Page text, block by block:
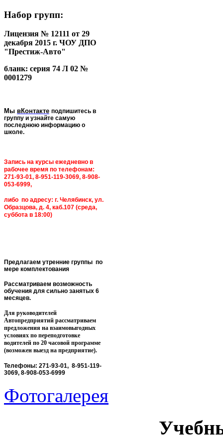
Набор групп:
Лицензия № 12111 от 29
декабря 2015 г. ЧОУ ДПО
"Престиж-Авто"
бланк: серия 74 Л 02 №
0001279
Мы вКонтакте подпишитесь в
группу и узнайте самую
последнюю информацию о
школе.
Запись на курсы ежедневно в
рабочее время по телефонам:
271-93-01, 8-951-119-3069, 8-908-
053-6999,
либо по адресу: г. Челябинск, ул.
Образцова, д. 4, каб.107 (среда,
суббота в 18:00)
Предлагаем утренние группы по
мере комплектования
Рассматриваем возможность
обучения для сильно занятых 6
месяцев.
Для руководителей
Автопредприятий рассматриваем
предложения на взаимовыгодных
условиях по переподготовке
водителей по 20 часовой программе
(возможен выезд на предприятие).
Телефоны: 271-93-01, 8-951-119-
3069, 8-908-053-6999
Фотогалерея